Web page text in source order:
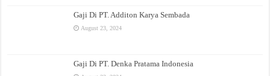
Gaji Di PT. Additon Karya Sembada
August 23, 2024
Gaji Di PT. Denka Pratama Indonesia